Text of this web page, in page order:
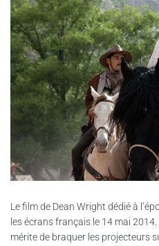
Le film de Dean Wright dédié à
les écrans français le 14 mai
mérite de braquer les projecteurs